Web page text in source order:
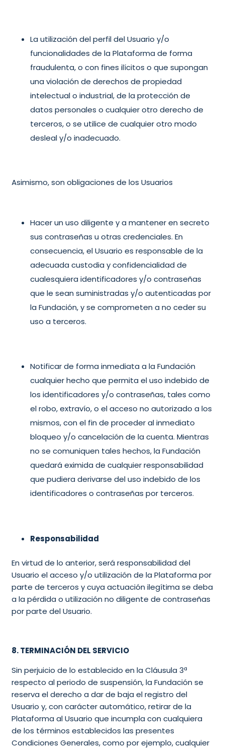
La utilización del perfil del Usuario y/o
funcionalidades de la Plataforma de forma
fraudulenta, o con fines ilícitos o que supongan
una violación de derechos de propiedad
intelectual o industrial, de la protección de
datos personales o cualquier otro derecho de
terceros, o se utilice de cualquier otro modo
desleal y/o inadecuado.
Asimismo, son obligaciones de los Usuarios
Hacer un uso diligente y a mantener en secreto
sus contraseñas u otras credenciales. En
consecuencia, el Usuario es responsable de la
adecuada custodia y confidencialidad de
cualesquiera identificadores y/o contraseñas
que le sean suministradas y/o autenticadas por
la Fundación, y se comprometen a no ceder su
uso a terceros.
Notificar de forma inmediata a la Fundación
cualquier hecho que permita el uso indebido de
los identificadores y/o contraseñas, tales como
el robo, extravío, o el acceso no autorizado a los
mismos, con el fin de proceder al inmediato
bloqueo y/o cancelación de la cuenta. Mientras
no se comuniquen tales hechos, la Fundación
quedará eximida de cualquier responsabilidad
que pudiera derivarse del uso indebido de los
identificadores o contraseñas por terceros.
Responsabilidad
En virtud de lo anterior, será responsabilidad del
Usuario el acceso y/o utilización de la Plataforma por
parte de terceros y cuya actuación ilegítima se deba
a la pérdida o utilización no diligente de contraseñas
por parte del Usuario.
8. TERMINACIÓN DEL SERVICIO
Sin perjuicio de lo establecido en la Cláusula 3ª
respecto al periodo de suspensión, la Fundación se
reserva el derecho a dar de baja el registro del
Usuario y, con carácter automático, retirar de la
Plataforma al Usuario que incumpla con cualquiera
de los términos establecidos las presentes
Condiciones Generales, como por ejemplo, cualquier